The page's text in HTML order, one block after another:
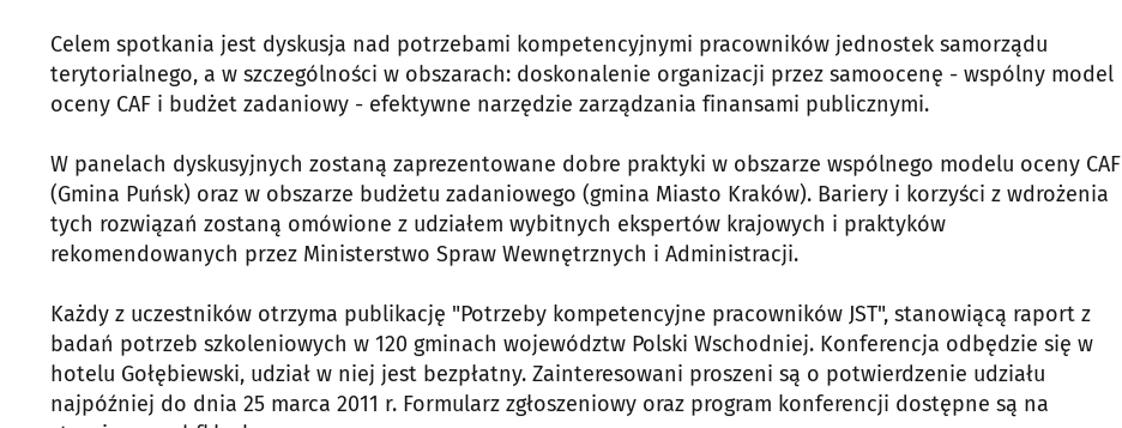
Celem spotkania jest dyskusja nad potrzebami kompetencyjnymi pracowników jednostek samorządu
terytorialnego, a w szczególności w obszarach: doskonalenie organizacji przez samoocenę - wspólny model
oceny CAF i budżet zadaniowy - efektywne narzędzie zarządzania finansami publicznymi.
W panelach dyskusyjnych zostaną zaprezentowane dobre praktyki w obszarze wspólnego modelu oceny CAF
(Gmina Puńsk) oraz w obszarze budżetu zadaniowego (gmina Miasto Kraków). Bariery i korzyści z wdrożenia
tych rozwiązań zostaną omówione z udziałem wybitnych ekspertów krajowych i praktyków
rekomendowanych przez Ministerstwo Spraw Wewnętrznych i Administracji.
Każdy z uczestników otrzyma publikację "Potrzeby kompetencyjne pracowników JST", stanowiącą raport z
badań potrzeb szkoleniowych w 120 gminach województw Polski Wschodniej. Konferencja odbędzie się w
hotelu Gołębiewski, udział w niej jest bezpłatny. Zainteresowani proszeni są o potwierdzenie udziału
najpóźniej do dnia 25 marca 2011 r. Formularz zgłoszeniowy oraz program konferencji dostępne są na